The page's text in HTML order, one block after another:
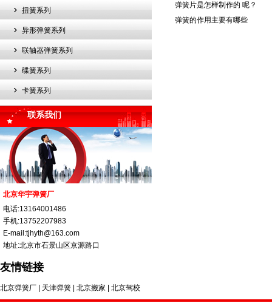
扭簧系列
异形弹簧系列
联轴器弹簧系列
碟簧系列
卡簧系列
联系我们
北京华宇弹簧厂
电话:13164001486
手机:13752207983
E-mail:tjhyth@163.com
地址:北京市石景山区京源路口
弹簧片是怎样制作的 呢？
弹簧的作用主要有哪些
友情链接
北京弹簧厂 天津弹簧 北京搬家 北京驾校